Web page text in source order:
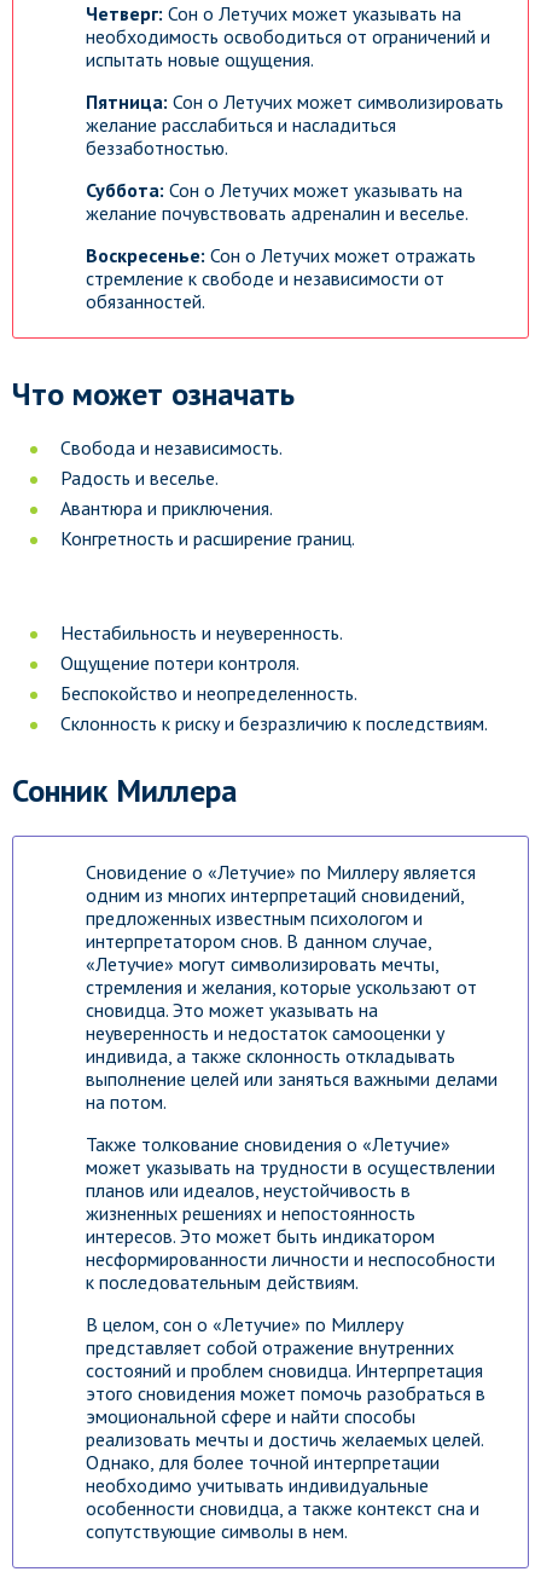
Четверг: Сон о Летучих может указывать на
необходимость освободиться от ограничений и
испытать новые ощущения.
Пятница: Сон о Летучих может символизировать
желание расслабиться и насладиться
беззаботностью.
Суббота: Сон о Летучих может указывать на
желание почувствовать адреналин и веселье.
Воскресенье: Сон о Летучих может отражать
стремление к свободе и независимости от
обязанностей.
Что может означать
Свобода и независимость.
Радость и веселье.
Авантюра и приключения.
Конгретность и расширение границ.
Нестабильность и неуверенность.
Ощущение потери контроля.
Беспокойство и неопределенность.
Склонность к риску и безразличию к последствиям.
Сонник Миллера
Сновидение о «Летучие» по Миллеру является
одним из многих интерпретаций сновидений,
предложенных известным психологом и
интерпретатором снов. В данном случае,
«Летучие» могут символизировать мечты,
стремления и желания, которые ускользают от
сновидца. Это может указывать на
неуверенность и недостаток самооценки у
индивида, а также склонность откладывать
выполнение целей или заняться важными делами
на потом.
Также толкование сновидения о «Летучие»
может указывать на трудности в осуществлении
планов или идеалов, неустойчивость в
жизненных решениях и непостоянность
интересов. Это может быть индикатором
несформированности личности и неспособности
к последовательным действиям.
В целом, сон о «Летучие» по Миллеру
представляет собой отражение внутренних
состояний и проблем сновидца. Интерпретация
этого сновидения может помочь разобраться в
эмоциональной сфере и найти способы
реализовать мечты и достичь желаемых целей.
Однако, для более точной интерпретации
необходимо учитывать индивидуальные
особенности сновидца, а также контекст сна и
сопутствующие символы в нем.